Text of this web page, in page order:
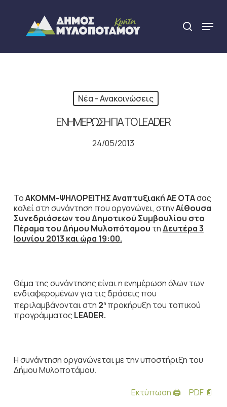
content
search
Menu
Νέα - Ανακοινώσεις
ΕΝΗΜΕΡΩΣΗ ΓΙΑ ΤΟ LEADER
24/05/2013
ΤοΑΚΟΜΜ-ΨΗΛΟΡΕΙΤΗΣ Αναπτυξιακή ΑΕ ΟΤΑσας
καλεί στη συνάντηση που οργανώνει, στηνΑίθουσα
Συνεδριάσεων του Δημοτικού Συμβουλίου στο
Πέραμα του Δήμου Μυλοπόταμου τηΔευτέρα 3
Ιουνίου 2013 και ώρα 19:00.
Θέμα της συνάντησης είναι η ενημέρωση όλων των
ενδιαφερομένων για τις δράσεις που
περιλαμβάνονται στη 2ηπροκήρυξη του τοπικού
προγράμματος LEADER.
Η συνάντηση οργανώνεται με την υποστήριξη του
Δήμου Μυλοποτάμου.
Εκτύπωση 🖨
PDF 📄
Close